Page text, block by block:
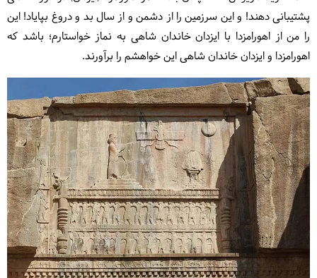
پشتیبانی دهند! و این سرزمین را از دشمن و از سال بد و دروغ بپایاد! این
را من از اهورامزدا با ایزدان خاندان شاهی به نماز خواستارم؛ باشد که
اهورامزدا و ایزدان خاندان شاهی این خواهشم را برآورند.